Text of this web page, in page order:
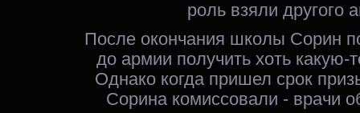
роль взяли другого
После окончания школы Сорин
до армии получить хоть какую-
Однако когда пришел срок
Сорина комиссовали - врачи